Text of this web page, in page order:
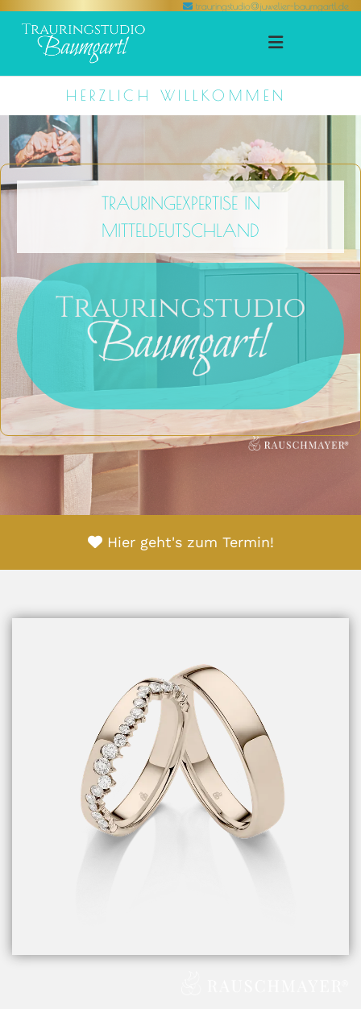
Zum Inhalt springen  trauringstudio@juwelier-baumgartl.de
HERZLICH WILLKOMMEN
TRAURINGEXPERTISE IN
MITTELDEUTSCHLAND
Hier geht's zum Termin!